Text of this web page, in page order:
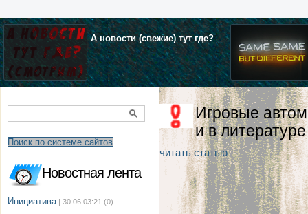
А новости (свежие) тут где?
Поиск по системе сайтов
Новостная лента
Инициатива | 30.06 03:21 (0)
Игровые
и в литературе
читать статью